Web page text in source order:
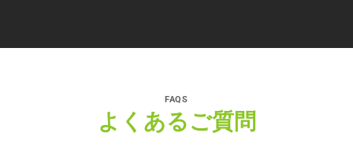
FAQS
よくあるご質問